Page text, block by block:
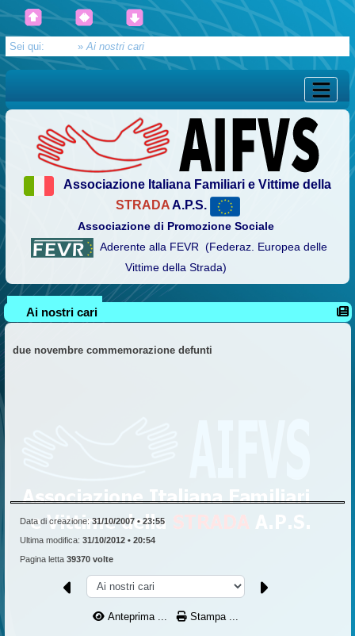
Sei qui: »Ai nostri cari
Associazione Italiana Familiari e Vittime della
STRADAA.P.S.
Associazione di Promozione Sociale
Aderente alla FEVR (Federaz. Europea delle
Vittime della Strada)
Ai nostri cari
due novembre commemorazione defunti
Data di creazione:31/10/2007 • 23:55
Ultima modifica: 31/10/2012 • 20:54
Pagina letta 39370 volte
Anteprima ... Stampa ...